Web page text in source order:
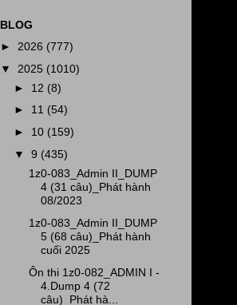
BLOG
► 2026 (777)
▼ 2025 (1010)
► 12 (8)
► 11 (54)
► 10 (159)
▼9 (435)
1z0-083_Admin II_DUMP
4 (31 câu)_Phát hành
08/2023
1z0-083_Admin II_DUMP
5 (68 câu)_Phát hành
cuối 2025
Ôn thi 1z0-082_ADMIN I -
4.Dump 4 (72
câu)_Phát hà...